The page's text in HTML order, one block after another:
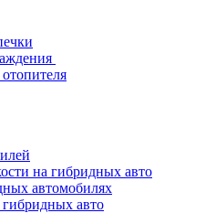
на гибридных авто
автомобилях
авто